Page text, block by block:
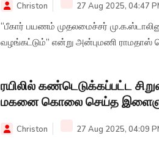
Christon 27 Aug 2025, 04:47
“பீகார் பயணம் முதலமைச்சர்
வழங்கட்டும்” என்று அன்புமணி ராமதாஸ்
ரயிலில் கண்டெடுக்கப்பட்ட
மகனை கொலை செய்த
Christon 27 Aug 2025, 04:09